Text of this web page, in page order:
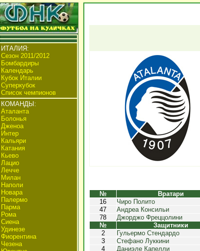
ИТАЛИЯ:
Сезон 2011/2012
Бомбардиры
Календарь
Кубок Италии
Суперкубок
Список чемпионов
КОМАНДЫ:
Аталанта
Болонья
Дженоа
Интер
Кальяри
Катания
Кьево
Лацио
Лечче
Милан
Наполи
Новара
Палермо
Парма
Рома
Сиена
Удинезе
Фиорентина
Чезена
№ Вратари
16
Чиро Полито
47
Андреа Консильи
78
Джорджо Фреццолини
№
Защитники
2
Гульермо Стендардо
3
Стефано Луккини
4
Даниэле Капелли